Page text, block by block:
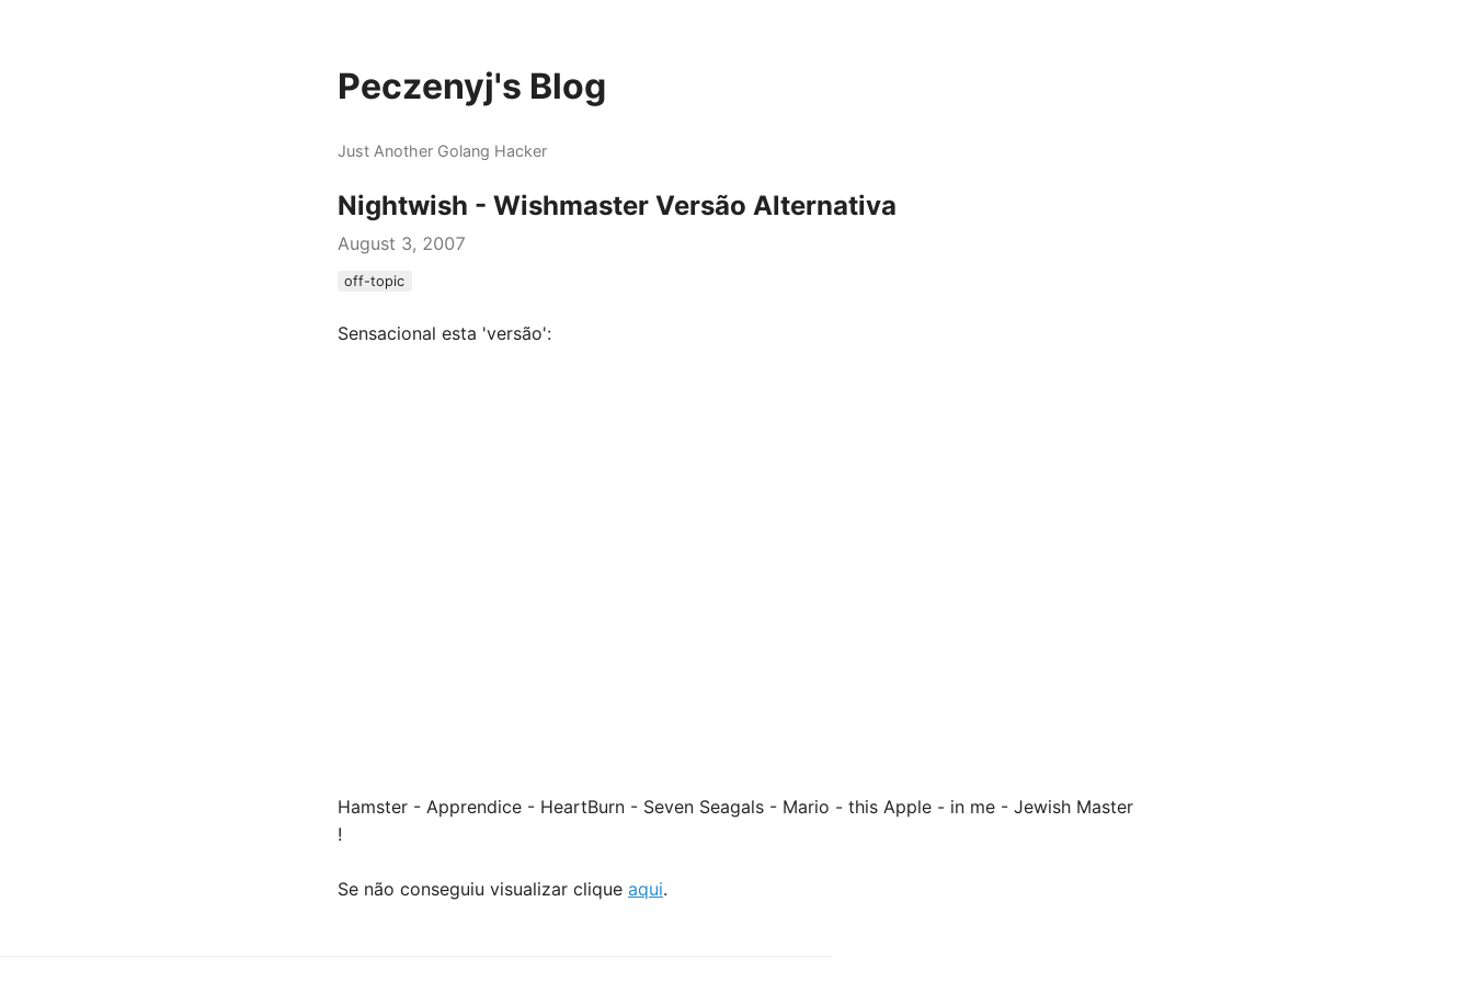
Peczenyj's Blog
Just Another Golang Hacker
Nightwish - Wishmaster Versão Alternativa
August 3, 2007
off-topic
Sensacional esta 'versão':
Hamster - Apprendice - HeartBurn - Seven Seagals - Mario - this Apple - in me - Jewish Master
!
Se não conseguiu visualizar clique aqui.